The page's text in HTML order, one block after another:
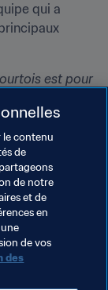
qui a
est pour
de l’équipe
gardien qui
le but d’une
de
le contenu
de
de notre
et de
en
de vos
des